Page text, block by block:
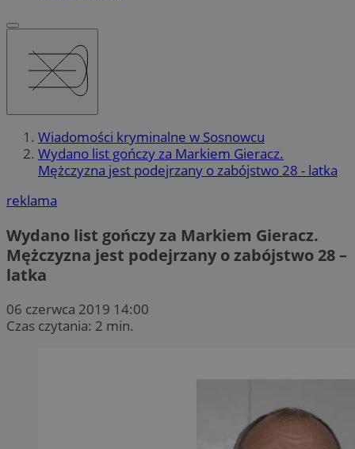
Wiadomości kryminalne w Sosnowcu
Wydano list gończy za Markiem Gieracz.
Mężczyzna jest podejrzany o zabójstwo 28 - latka
reklama
Wydano list gończy za Markiem Gieracz.
Mężczyzna jest podejrzany o zabójstwo 28 –
latka
06 czerwca 2019 14:00
Czas czytania: 2 min.